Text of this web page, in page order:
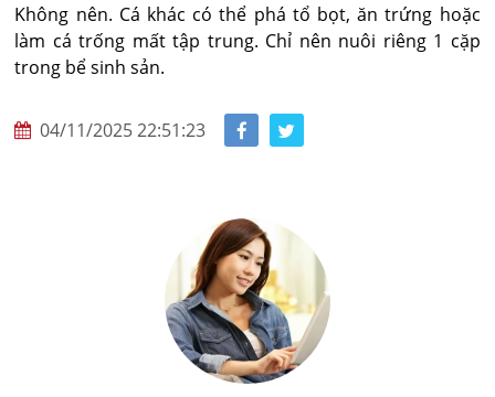
Không nên. Cá khác có thể phá tổ bọt, ăn trứng hoặc
làm cá trống mất tập trung. Chỉ nên nuôi riêng 1 cặp
trong bể sinh sản.
04/11/2025 22:51:23